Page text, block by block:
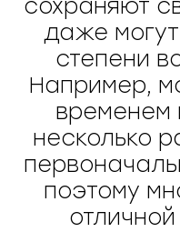
сохраняют
даже
степени
Например,
временем
несколько
поэтому